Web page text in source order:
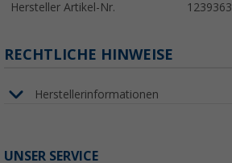
Hersteller Artikel-Nr. 1239363
RECHTLICHE HINWEISE
Herstellerinformationen
UNSER SERVICE